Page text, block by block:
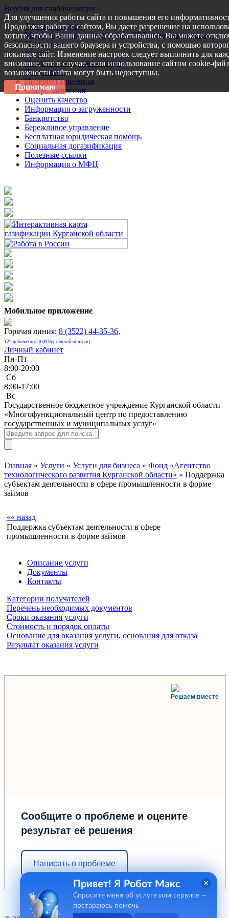
Версия для слабовидящих
Запись на прием
Меры поддержки участникам СВО и членам их семей
Пресс-центр
Услуги
Услуги в электронном виде
Документы
Интернет-приемная
Статус заявления
Оценить качество
Информация о загруженности
Банкротство
Бережливое управление
Бесплатная юридическая помощь
Социальная догазификация
Полезные ссылки
Информация о МФЦ
Мобильное приложение
Горячая линия: 8 (3522) 44-35-36,
122 добавочный 0 (В Курганской области)
Личный кабинет
Пн-Пт
8:00-20:00
Сб
8:00-17:00
Bc
Государственное бюджетное учреждение Курганской области
«Многофункциональный центр по предоставлению
государственных и муниципальных услуг»
Главная » Услуги » Услуги для бизнеса » Фонд «Агентство
технологического развития Курганской области» » Поддержка
субъектам деятельности в сфере промышленности в форме
займов
«« назад
Поддержка субъектам деятельности в сфере
промышленности в форме займов
Описание услуги
Документы
Контакты
Категории получателей
Перечень необходимых документов
Сроки оказания услуги
Стоимость и порядок оплаты
Основание для оказания услуги, основания для отказа
Результат оказания услуги
Решаем вместе
Сообщите о проблеме и оцените
результат её решения
Написать о проблеме
Для улучшения работы сайта и повышения его
Продолжая работу с сайтом, Вы даете разрешение на
хотите, чтобы Ваши данные обрабатывались, Вы можете
безопасности вашего браузера и устройства, с помощью
покиньте сайт. Изменение настроек следует выполнить для
внимание, что в случае, если использование сайтом cookie-
возможности сайта могут быть недоступны.
Принимаю
Привет! Я Робот Макс
Спросите меня об услуге или сервисе —
постараюсь помочь